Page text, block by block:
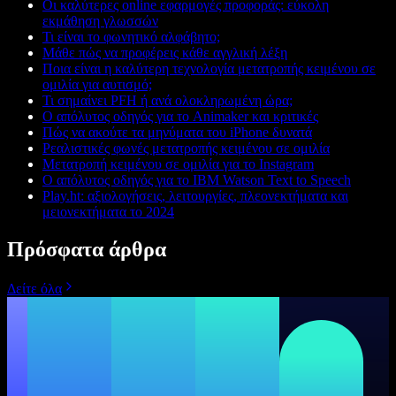
Οι καλύτερες online εφαρμογές προφοράς: εύκολη
εκμάθηση γλωσσών
Τι είναι το φωνητικό αλφάβητο;
Μάθε πώς να προφέρεις κάθε αγγλική λέξη
Ποια είναι η καλύτερη τεχνολογία μετατροπής κειμένου σε
ομιλία για αυτισμό;
Τι σημαίνει PFH ή ανά ολοκληρωμένη ώρα;
Ο απόλυτος οδηγός για το Animaker και κριτικές
Πώς να ακούτε τα μηνύματα του iPhone δυνατά
Ρεαλιστικές φωνές μετατροπής κειμένου σε ομιλία
Μετατροπή κειμένου σε ομιλία για το Instagram
Ο απόλυτος οδηγός για το IBM Watson Text to Speech
Play.ht: αξιολογήσεις, λειτουργίες, πλεονεκτήματα και
μειονεκτήματα το 2024
Πρόσφατα άρθρα
Δείτε όλα